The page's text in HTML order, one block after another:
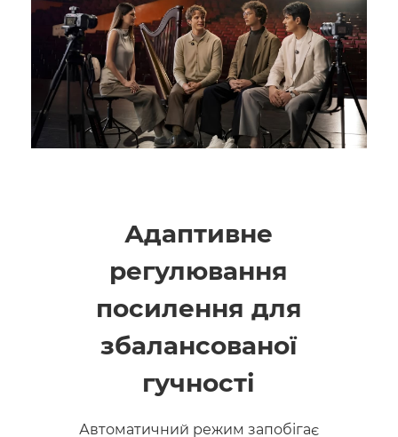
Адаптивне
регулювання
посилення для
збалансованої
гучності
Автоматичний режим запобігає